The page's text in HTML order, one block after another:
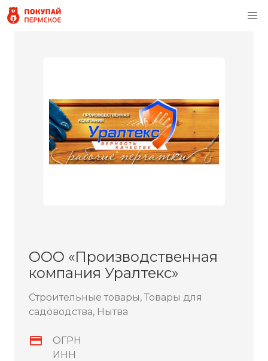
ООО «Производственная
компания Уралтекс»
Строительные товары, Товары для
садоводства, Нытва
ОГРН
ИНН